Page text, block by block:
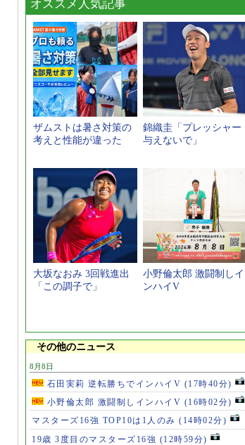
オススメ人気記事
ザムストは暑さ対策の
考えと性能が違った
錦織圭「プレッシャー
与えないで」
大坂なおみ 3回戦進出
「この調子で」
小野倫太郎 激闘制しイ
ンハイV
その他のニュース
8月8日
石田実莉 逆転勝ちでインハイV (17時40分)
小野倫太郎 激闘制しインハイV (16時02分)
マスターズ16強 TOP10は1人のみ (14時02分)
19歳 3度目のマスターズ16強 (12時59分)